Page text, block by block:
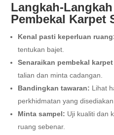
Langkah-
Pembekal Karpet
Kenal pasti keperluan
tentukan bajet.
Senaraikan pembekal
talian dan minta cadangan.
Bandingkan tawaran: Lihat
perkhidmatan yang disediakan.
Minta sampel: Uji kualiti dan
ruang sebenar.